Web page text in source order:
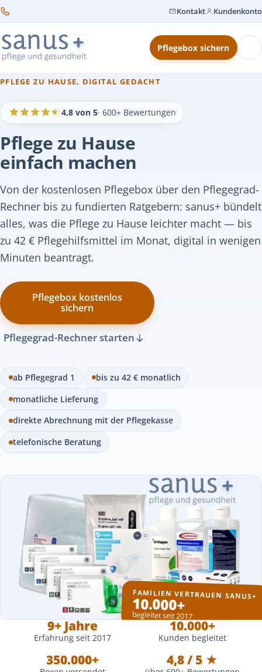
Kontakt Kundenkonto
Pflegebox sichern
PFLEGE ZU HAUSE, DIGITAL GEDACHT
4,8 von 5· 600+ Bewertungen
Pflege zu Hause
einfach machen
Von der kostenlosen Pflegebox über den Pflegegrad-
Rechner bis zu fundierten Ratgebern: sanus+ bündelt
alles, was die Pflege zu Hause leichter macht — bis
zu 42 € Pflegehilfsmittel im Monat, digital in wenigen
Minuten beantragt.
Pflegebox kostenlos
sichern
Pflegegrad-Rechner starten
ab Pflegegrad 1
bis zu 42 € monatlich
monatliche Lieferung
direkte Abrechnung mit der Pflegekasse
telefonische Beratung
FAMILIEN VERTRAUEN SANUS+
10.000+
begleitet seit 2017
9+ Jahre
Erfahrung seit 2017
10.000+
Kunden begleitet
350.000+ 4,8 / 5 ★